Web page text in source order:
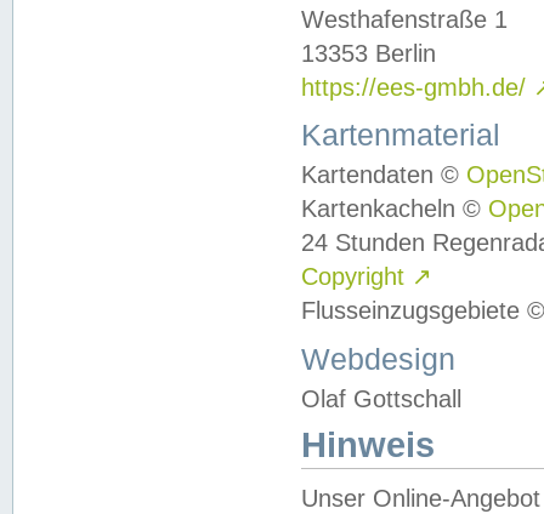
Westhafenstraße 1
13353 Berlin
https://ees-gmbh.de/
Kartenmaterial
Kartendaten ©
Kartenkacheln ©
24 Stunden
Copyright ↗
Flusseinzugsgebiete
Webdesign
Olaf Gottschall
Hinweis
Unser Online-